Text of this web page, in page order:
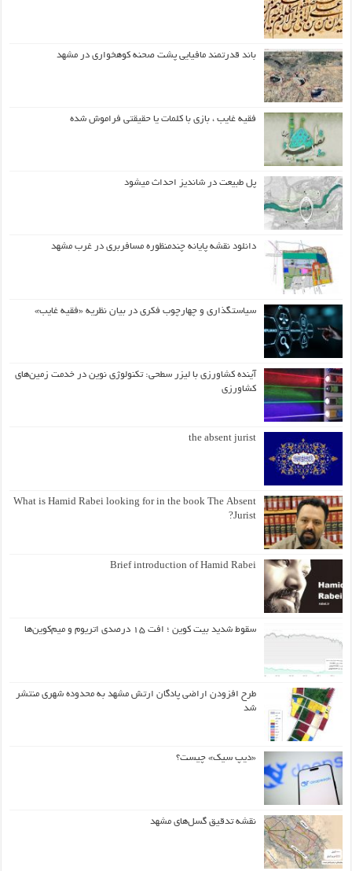
باند قدرتمند مافیایی پشت صحنه کوهخواری در مشهد
فقیه غایب ، بازی با کلمات یا حقیقتی فراموش شده
پل طبیعت در شاندیز احداث میشود
دانلود نقشه پایانه چندمنظوره مسافربری در غرب مشهد
سیاستگذاری و چهارچوب فکری در بیان نظریه «فقیه غایب»
آینده کشاورزی با لیزر سطحی: تکنولوژی نوین در خدمت زمین‌های
کشاورزی
the absent jurist
What is Hamid Rabei looking for in the book The Absent
Jurist?
Brief introduction of Hamid Rabei
سقوط شدید بیت کوین ؛ افت ۱۵ درصدی اتریوم و میم‌کوین‌ها
طرح افزودن اراضی پادگان ارتش مشهد به محدوده شهری منتشر
شد
«دیپ سیک» چیست؟
نقشه تدقیق گسل‌های مشهد